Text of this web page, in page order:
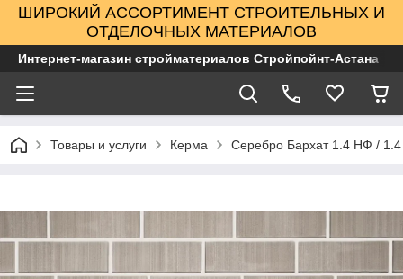
ШИРОКИЙ АССОРТИМЕНТ СТРОИТЕЛЬНЫХ И
ОТДЕЛОЧНЫХ МАТЕРИАЛОВ
Интернет-магазин стройматериалов Стройпойнт-Астана
Товары и услуги Керма Серебро Бархат 1.4 НФ / 1.4